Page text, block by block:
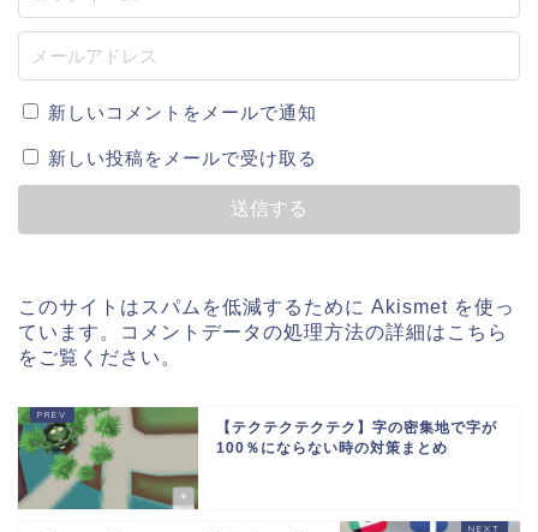
新しいコメントをメールで通知
新しい投稿をメールで受け取る
このサイトはスパムを低減するために Akismet を使っ
ています。
コメントデータの処理方法の詳細はこちら
をご覧ください 。
【テクテクテクテク】字の密集地で字が
100％にならない時の対策まとめ